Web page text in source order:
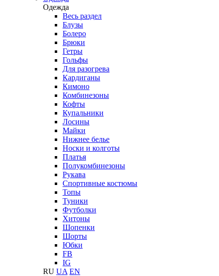
Одежда
Весь раздел
Блузы
Болеро
Брюки
Гетры
Гольфы
Для разогрева
Кардиганы
Кимоно
Комбинезоны
Кофты
Купальники
Лосины
Майки
Нижнее белье
Носки и колготы
Платья
Полукомбинезоны
Рукава
Спортивные костюмы
Топы
Туники
Футболки
Хитоны
Шопенки
Шорты
Юбки
FB
IG
RU UA EN